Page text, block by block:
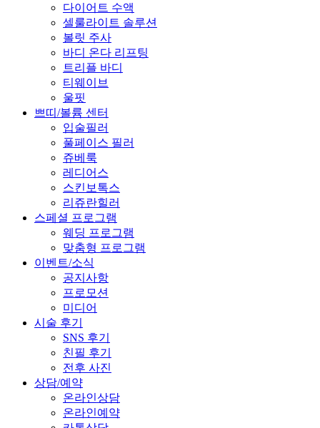
다이어트 수액
셀룰라이트 솔루션
볼릿 주사
바디 온다 리프팅
트리플 바디
티웨이브
울핏
쁘띠/볼륨 센터
입술필러
풀페이스 필러
쥬베룩
레디어스
스킨보톡스
리쥬란힐러
스페셜 프로그램
웨딩 프로그램
맞춤형 프로그램
이벤트/소식
공지사항
프로모션
미디어
시술 후기
SNS 후기
친필 후기
전후 사진
상담/예약
온라인상담
온라인예약